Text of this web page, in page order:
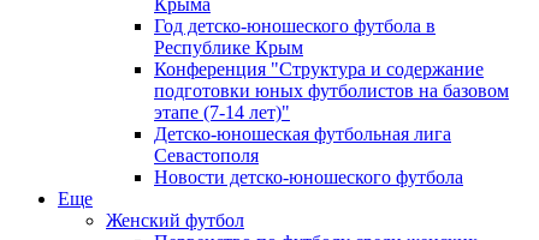
Крыма
Год детско-юношеского футбола в
Республике Крым
Конференция "Структура и содержание
подготовки юных футболистов на базовом
этапе (7-14 лет)"
Детско-юношеская футбольная лига
Севастополя
Новости детско-юношеского футбола
Еще
Женский футбол